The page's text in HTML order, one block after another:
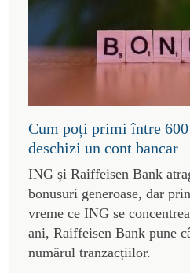
Cum poți primi între 600
deschizi un cont bancar
ING și Raiffeisen Bank
bonusuri generoase, dar
vreme ce ING se
ani, Raiffeisen Bank pune
numărul tranzacțiilor.